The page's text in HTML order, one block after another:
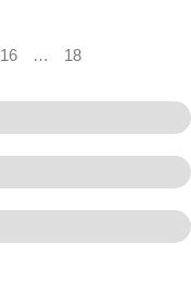
16 … 18